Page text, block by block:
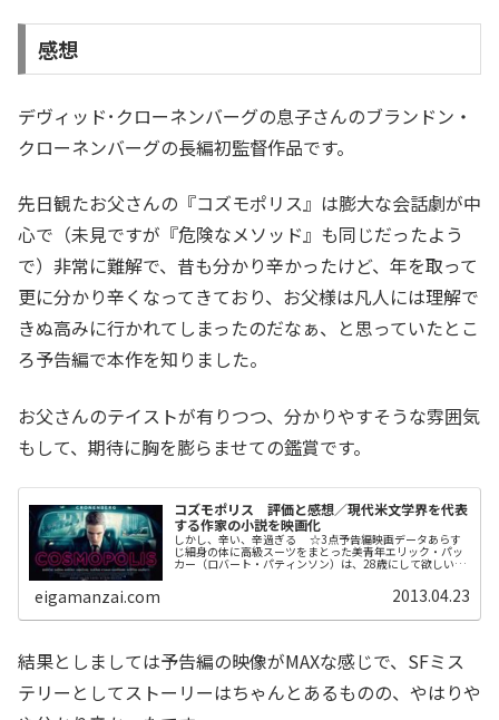
感想
デヴィッド･クローネンバーグの息子さんのブランドン・
クローネンバーグの長編初監督作品です。
先日観たお父さんの『コズモポリス』は膨大な会話劇が中
心で（未見ですが『危険なメソッド』も同じだったよう
で）非常に難解で、昔も分かり辛かったけど、年を取って
更に分かり辛くなってきており、お父様は凡人には理解で
きぬ高みに行かれてしまったのだなぁ、と思っていたとこ
ろ予告編で本作を知りました。
お父さんのテイストが有りつつ、分かりやすそうな雰囲気
もして、期待に胸を膨らませての鑑賞です。
コズモポリス 評価と感想／現代米文学界を代表
する作家の小説を映画化
しかし、辛い、辛過ぎる ☆3点予告編映画データあらす
じ細身の体に高級スーツをまとった美青年エリック・パッ
カー（ロバート・パティンソン）は、28歳にして欲しいも
eigamanzai.com 2013.04.23
結果としましては予告編の映像がMAXな感じで、SFミス
テリーとしてストーリーはちゃんとあるものの、やはりや